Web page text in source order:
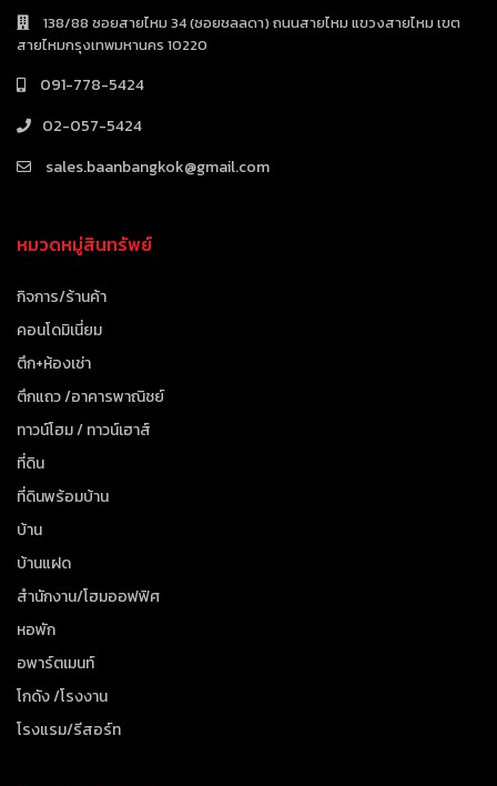
138/88 ซอยสายไหม 34 (ซอยชลลดา) ถนนสายไหม แขวงสายไหม เขต
สายไหมกรุงเทพมหานคร 10220
091-778-5424
02-057-5424
sales.baanbangkok@gmail.com
หมวดหมู่สินทรัพย์
กิจการ/ร้านค้า
คอนโดมิเนี่ยม
ตึก+ห้องเช่า
ตึกแถว /อาคารพาณิชย์
ทาวน์โฮม / ทาวน์เฮาส์
ที่ดิน
ที่ดินพร้อมบ้าน
บ้าน
บ้านแฝด
สำนักงาน/โฮมออฟฟิศ
หอพัก
อพาร์ตเมนท์
โกดัง /โรงงาน
โรงแรม/รีสอร์ท